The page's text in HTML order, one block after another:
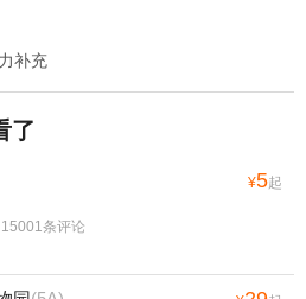
补充
了
¥5起
15001条评论